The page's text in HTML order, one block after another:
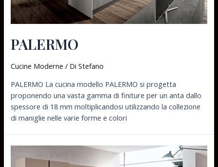
PALERMO
Cucine Moderne / DiStefano
PALERMO La cucina modello PALERMO si progetta
proponendo una vasta gamma di finiture per un anta dallo
spessore di 18 mm moltiplicandosi utilizzando la collezione
di maniglie nelle varie forme e colori